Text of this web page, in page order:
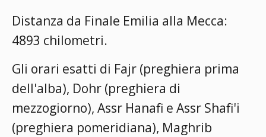
Distanza da Finale Emilia alla Mecca:
4893 chilometri.
Gli orari esatti di Fajr (preghiera prima
dell'alba), Dohr (preghiera di
mezzogiorno), Assr Hanafi e Assr Shafi'i
(preghiera pomeridiana), Maghrib